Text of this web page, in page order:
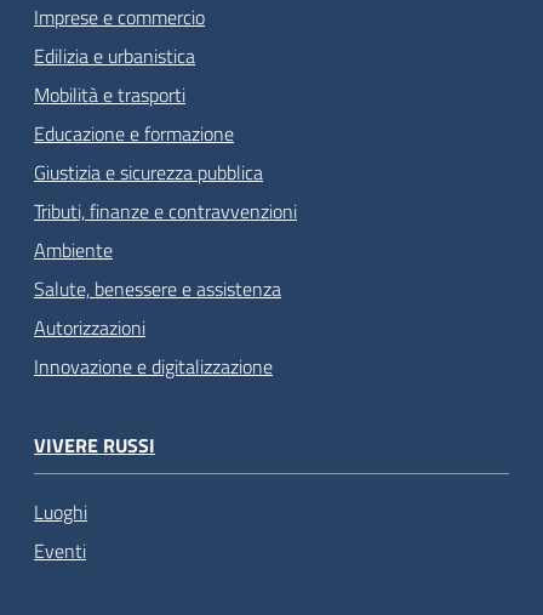
Imprese e commercio
Edilizia e urbanistica
Mobilità e trasporti
Educazione e formazione
Giustizia e sicurezza pubblica
Tributi, finanze e contravvenzioni
Ambiente
Salute, benessere e assistenza
Autorizzazioni
Innovazione e digitalizzazione
VIVERE RUSSI
Luoghi
Eventi